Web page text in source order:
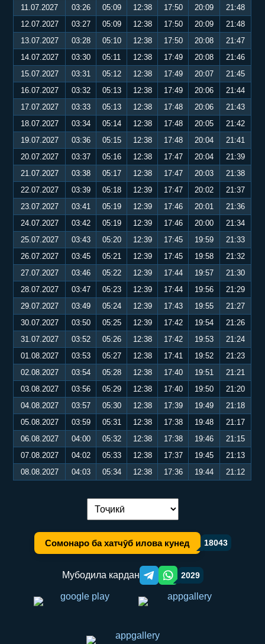
11.07.2027
03:26 05:09 12:38 17:50 20:09
21:48
12.07.2027
03:27 05:09 12:38 17:50 20:09
21:48
13.07.2027
03:28 05:10 12:38 17:50 20:08
21:47
14.07.2027
03:30 05:11 12:38 17:49 20:08
21:46
15.07.2027
03:31 05:12 12:38 17:49 20:07
21:45
16.07.2027
03:32 05:13 12:38 17:49 20:06
21:44
17.07.2027
03:33 05:13 12:38 17:48 20:06
21:43
18.07.2027
03:34 05:14 12:38 17:48 20:05
21:42
19.07.2027
03:36 05:15 12:38 17:48 20:04
21:41
20.07.2027
03:37 05:16 12:38 17:47 20:04
21:39
21.07.2027
03:38 05:17 12:38 17:47 20:03
21:38
22.07.2027
03:39 05:18 12:39 17:47 20:02
21:37
23.07.2027
03:41 05:19 12:39 17:46 20:01
21:36
24.07.2027
03:42 05:19 12:39 17:46 20:00
21:34
25.07.2027
03:43 05:20 12:39 17:45 19:59
21:33
26.07.2027
03:45 05:21 12:39 17:45 19:58
21:32
27.07.2027
03:46 05:22 12:39 17:44 19:57
21:30
28.07.2027
03:47 05:23 12:39 17:44 19:56
21:29
29.07.2027
03:49 05:24 12:39 17:43 19:55
21:27
30.07.2027
03:50 05:25 12:39 17:42 19:54
21:26
31.07.2027
03:52 05:26 12:38 17:42 19:53
21:24
01.08.2027
03:53 05:27 12:38 17:41 19:52
21:23
02.08.2027
03:54 05:28 12:38 17:40 19:51
21:21
03.08.2027
03:56 05:29 12:38 17:40 19:50
21:20
04.08.2027
03:57 05:30 12:38 17:39 19:49
21:18
05.08.2027
03:59 05:31 12:38 17:38 19:48
21:17
06.08.2027
04:00 05:32 12:38 17:38 19:46
21:15
07.08.2027
04:02 05:33 12:38 17:37 19:45
21:13
08.08.2027
04:03 05:34 12:38 17:36 19:44 21:12
Иваз кардани забон:
Сомонаро ба хатчӯб илова кунед 18043
Мубодила кардан Telegram orqali ulashish
WhatsApp orqali ulashish
2029